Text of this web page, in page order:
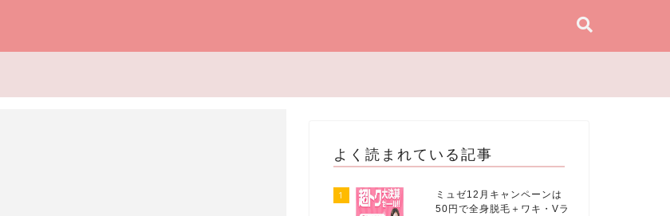
よく読まれている記事
1
ミュゼ12月キャンペーンは
50円で全身脱毛＋ワキ・Vラ